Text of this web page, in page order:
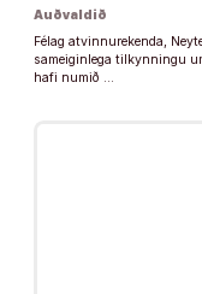
Auðvaldið
Félag atvinnurekenda,
sameiginlega tilkynningu
hafi numið …